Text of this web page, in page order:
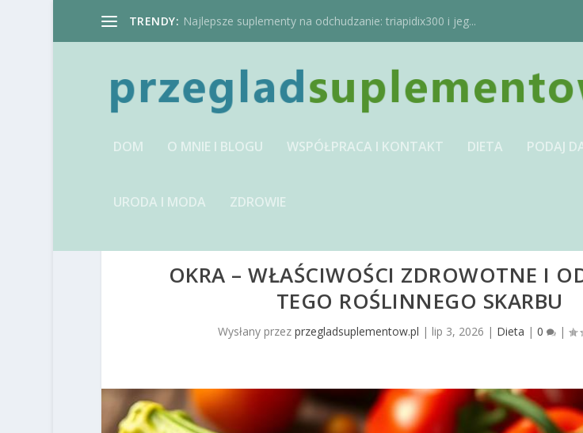
TRENDY: Najlepsze suplementy na odchudzanie: triapidix300 i jeg...
DOM O MNIE I BLOGU WSPÓŁPRACA I KONTAKT DIETA PODAJ
URODA I MODA ZDROWIE
OKRA – WŁAŚCIWOŚCI ZDROWOTNE I
TEGO ROŚLINNEGO SKARBU
Wysłany przezprzegladsuplementow.pl | lip 3, 2026 | Dieta |0 |